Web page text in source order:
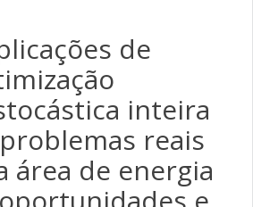
de
inteira
reais
área de energia